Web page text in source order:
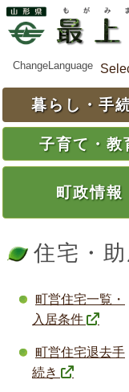
ChangeLanguage
暮らし・ 手
子育て・ 教
町政情報
住宅・
町営住宅一覧・
入居条件
町営住宅退去手
続き